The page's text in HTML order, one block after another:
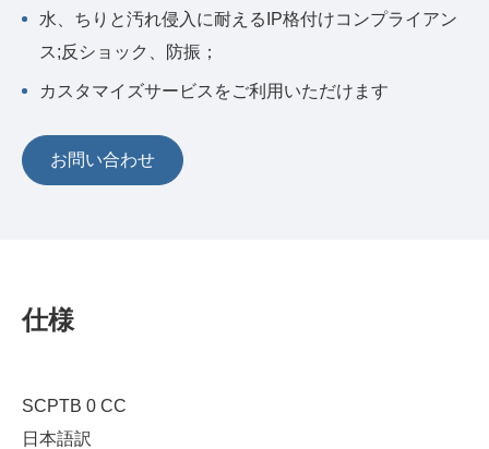
水、ちりと汚れ侵入に耐えるIP格付けコンプライアン
ス;反ショック、防振；
カスタマイズサービスをご利用いただけます
お問い合わせ
仕様
SCPTB 0 CC
日本語訳